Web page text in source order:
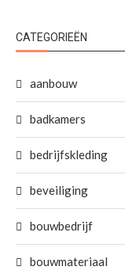
CATEGORIEËN
aanbouw
badkamers
bedrijfskleding
beveiliging
bouwbedrijf
bouwmateriaal